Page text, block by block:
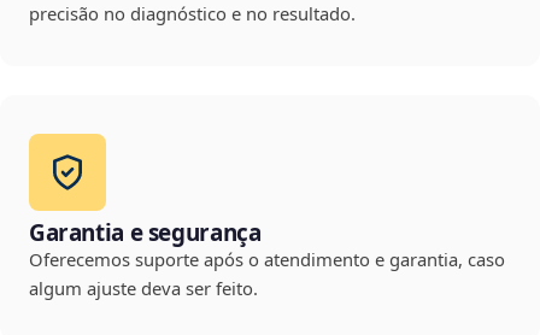
precisão no diagnóstico e no resultado.
Garantia e segurança
Oferecemos suporte após o atendimento e garantia, caso
algum ajuste deva ser feito.